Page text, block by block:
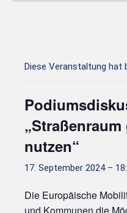
Diese Veranstaltung
nutzen“
17. September 2024 –
Die Europäische